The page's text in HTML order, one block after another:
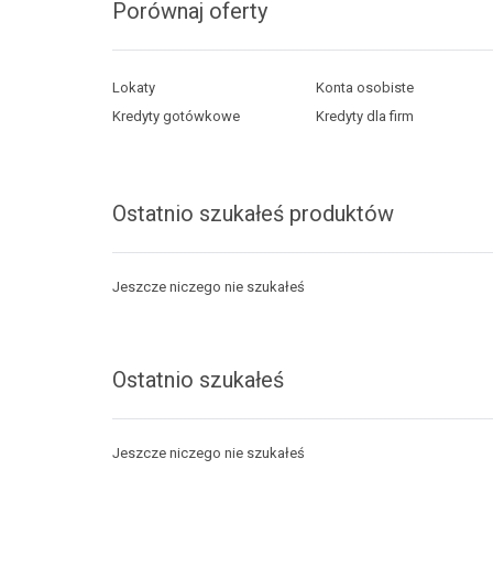
Porównaj oferty
Lokaty
Konta osobiste
Kredyty gotówkowe
Kredyty dla firm
Ostatnio szukałeś produktów
Jeszcze niczego nie szukałeś
Ostatnio szukałeś
Jeszcze niczego nie szukałeś